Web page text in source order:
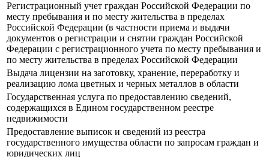
Регистрационный учет граждан Российской Федерации по
месту пребывания и по месту жительства в пределах
Российской Федерации (в частности приема и выдачи
документов о регистрации и снятии граждан Российской
Федерации с регистрационного учета по месту пребывания и
по месту жительства в пределах Российской Федерации
Выдача лицензии на заготовку, хранение, переработку и
реализацию лома цветных и черных металлов в области
Государственная услуга по предоставлению сведений,
содержащихся в Едином государственном реестре
недвижимости
Предоставление выписок и сведений из реестра
государственного имущества области по запросам граждан и
юридических лиц